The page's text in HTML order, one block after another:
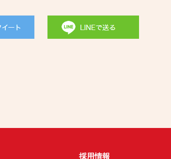
採用情報